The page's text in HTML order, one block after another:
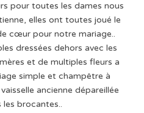
pour toutes les dames nous
elles ont toutes joué le
cœur pour notre mariage..
dressées dehors avec les
et de multiples fleurs a
simple et champêtre à
ancienne dépareillée
les brocantes..